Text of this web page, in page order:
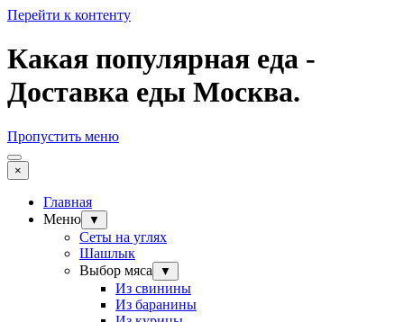
Перейти к контенту
Какая популярная еда -
Доставка еды Москва.
Пропустить меню
×
Главная
Меню
▼
Сеты на углях
Шашлык
Выбор мяса
▼
Из свинины
Из баранины